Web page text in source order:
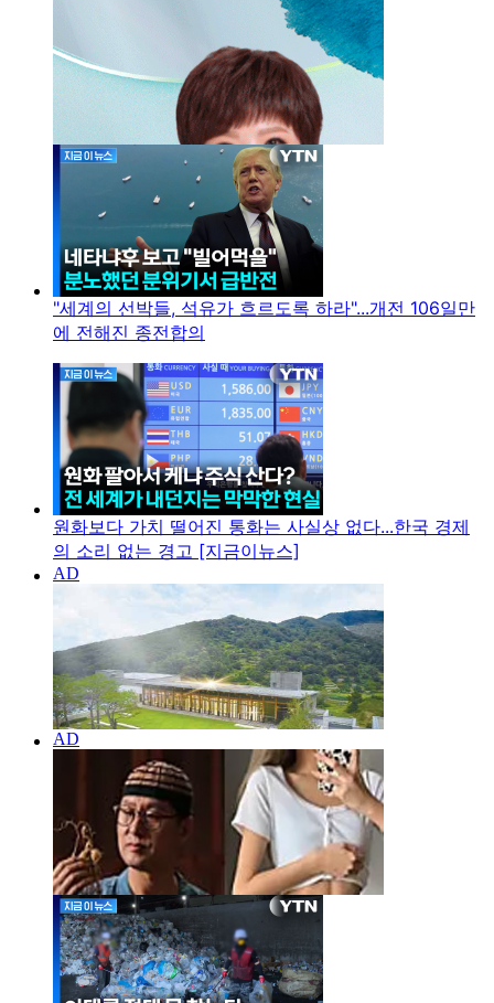
"세계의 선박들, 석유가 흐르도록 하라"...개전 106일만
에 전해진 종전합의
원화보다 가치 떨어진 통화는 사실상 없다...한국 경제
의 소리 없는 경고 [지금이뉴스]